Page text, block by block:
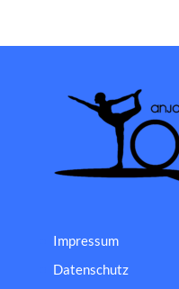
Impressum
Datenschutz